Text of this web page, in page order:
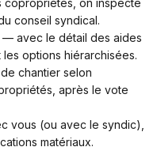
copropriétés, on inspecte
conseil syndical.
— avec le détail des aides
options hiérarchisées.
chantier selon
après le vote
vous (ou avec le syndic),
matériaux.